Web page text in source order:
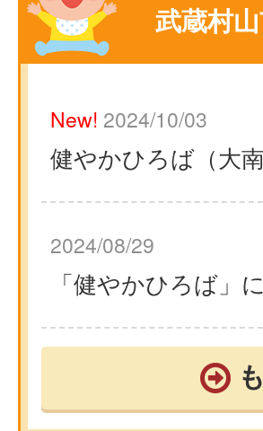
武蔵村
New! 2024/10/03
健やかひろば（大
2024/08/29
「健やかひろば」